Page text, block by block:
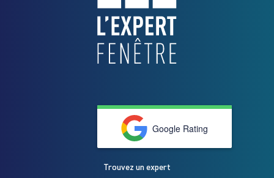
Google Rating
Trouvez un expert